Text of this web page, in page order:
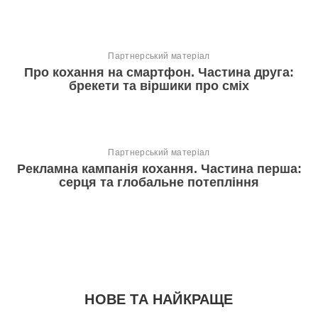
Партнерський матеріал
Про кохання на смартфон. Частина друга:
брекети та віршики про сміх
Партнерський матеріал
Рекламна кампанія кохання. Частина перша:
серця та глобальне потепління
НОВЕ ТА НАЙКРАЩЕ